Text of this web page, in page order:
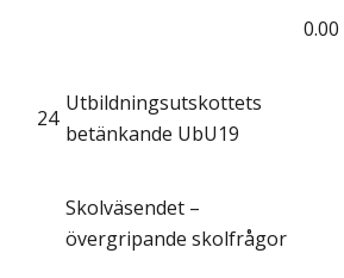
0.00
24
Utbildningsutskottets
betänkande UbU19
Skolväsendet –
övergripande skolfrågor